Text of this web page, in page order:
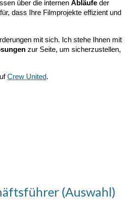
über die internen Abläufeder
dass Ihre Filmprojekteeffizient und
mit sich. Ich stehe Ihnen mit
zur Seite, um sicherzustellen,
Crew United.
(Auswahl)